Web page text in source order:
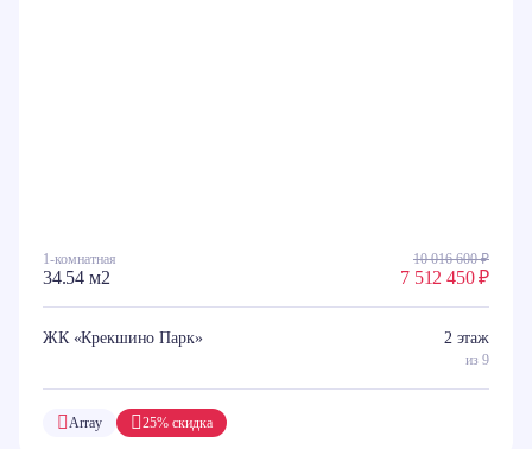
1-комнатная
34.54 м2
10 016 600 ₽
7 512 450 ₽
ЖК «Крекшино Парк» 2 этаж
из 9
25% скидка
Array